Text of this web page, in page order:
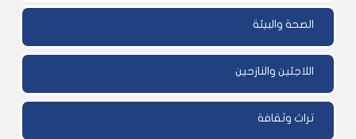
الصحة والبيئة
اللاجئين والنازحين
تراث وثقافة